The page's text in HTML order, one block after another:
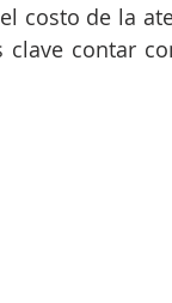
costo de la
clave contar